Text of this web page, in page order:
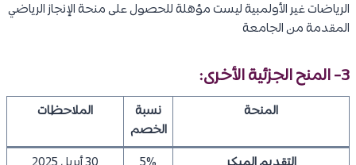
الرياضات غير الأولمبية ليست مؤهلة للحصول على منحة الإنجاز الرياضي
المقدمة من الجامعة
3- المنح الجزئية الأخرى:
المنحة
نسبة
الخصم
الملاحظات